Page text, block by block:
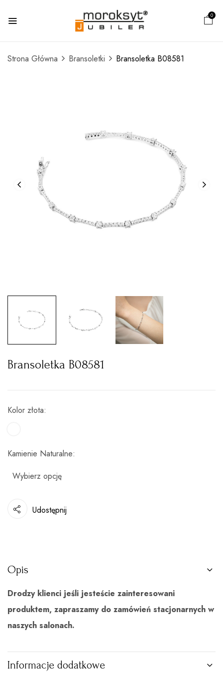
0
Strona Główna Bransoletki Bransoletka B08581
Bransoletka B08581
Kolor złota
Kamienie Naturalne
Udostępnij
Opis
Drodzy klienci jeśli jesteście zainteresowani
produktem, zapraszamy do zamówień stacjonarnych w
naszych salonach.
Informacje dodatkowe